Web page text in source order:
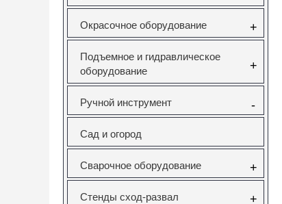
Окрасочное оборудование +
Подъемное и гидравлическое
оборудование
+
Ручной инструмент -
Сад и огород
Сварочное оборудование +
Стенды сход-развал +
Вставка резьбовая
M10X1.5 Vertul
VR50727E
Forsage F-933T1
Комплект для
снятия и установки